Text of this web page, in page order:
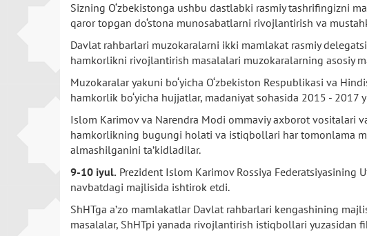
Sizning O‘zbekistonga ushbu dastlabki rasmiy tashrifingizni
qaror topgan do‘stona munosabatlarni rivojlantirish va
Davlat rahbarlari muzokaralarni ikki mamlakat rasmiy
hamkorlikni rivojlantirish masalalari muzokaralarning asosiy
Muzokaralar yakuni bo‘yicha O‘zbekiston Respublikasi va
hamkorlik bo‘yicha hujjatlar, madaniyat sohasida 2015 -
Islom Karimov va Narendra Modi ommaviy axborot vositalari
hamkorlikning bugungi holati va istiqbollari har tomonlama
almashilganini ta’kidladilar.
9-10 iyul. Prezident Islom Karimov Rossiya
navbatdagi majlisida ishtirok etdi.
ShHTga a’zo mamlakatlar Davlat rahbarlari kengashining
masalalar, ShHTpi yanada rivojlantirish istiqbollari yuzasidan